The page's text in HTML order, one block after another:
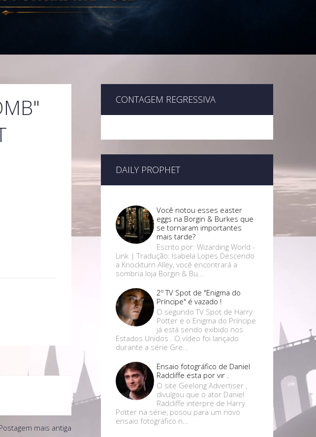
mais antiga
CONTAGEM REGRESSIVA
DAILY PROPHET
Você notou esses easter
eggs na Borgin & Burkes que
se tornaram importantes
mais tarde?
Escrito por: Wizarding World -
Link | Tradução: Isabela Lopes Descendo
a Knockturn Alley, você encontrará a
sombria loja Borgin & Bu...
2º TV Spot de "Enigma do
Príncipe" é vazado !
O segundo TV Spot de Harry
Potter e o Enigma do Príncipe
já está sendo exibido nos
Estados Unidos . O vídeo foi lançado
durante a série Gre...
Ensaio fotográfico de Daniel
Radcliffe esta por vir .
O site Geelong Advertiser ,
divulgou que o ator Daniel
Radcliffe interpre de Harry
Potter na série, posou para um novo
ensaio fotográfico n...